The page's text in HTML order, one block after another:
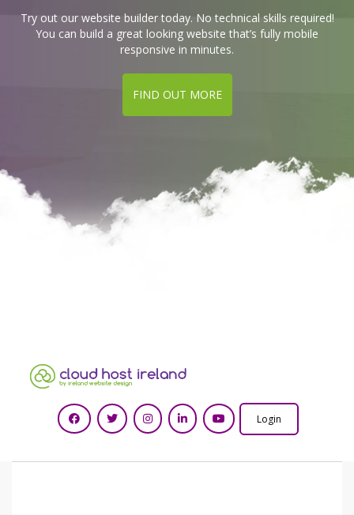
Try out our website builder today. No technical skills required!
You can build a great looking website that’s fully mobile
responsive in minutes.
FIND OUT MORE
Login